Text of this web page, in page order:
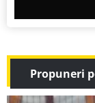
Propuneri